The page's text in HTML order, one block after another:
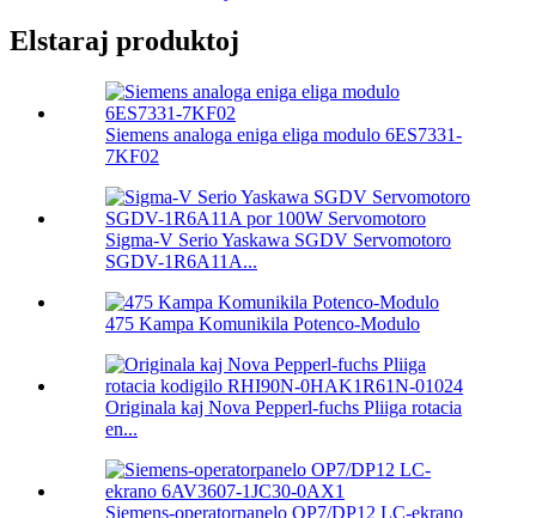
Elstaraj produktoj
Siemens analoga eniga eliga modulo 6ES7331-
7KF02
Sigma-V Serio Yaskawa SGDV Servomotoro
SGDV-1R6A11A...
475 Kampa Komunikila Potenco-Modulo
Originala kaj Nova Pepperl-fuchs Pliiga rotacia
en...
Siemens-operatorpanelo OP7/DP12 LC-ekrano